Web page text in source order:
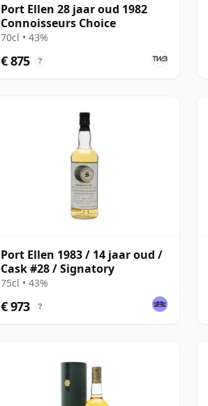
Port Ellen 28 jaar oud 1982
Connoisseurs Choice
70cl • 43%
€ 875 ?
Port Ellen 1983 / 14 jaar oud /
Cask #28 / Signatory
75cl • 43%
€ 973 ?